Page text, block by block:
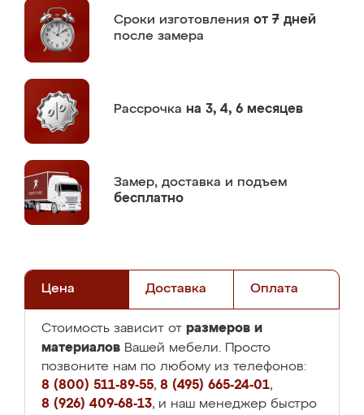
Сроки изготовления от 7 дней
после замера
Рассрочка на 3, 4, 6 месяцев
Замер, доставка и подъем
бесплатно
Цена Доставка Оплата
Стоимость зависит от размеров и
материалов Вашей мебели. Просто
позвоните нам по любому из телефонов:
8 (800) 511-89-55, 8 (495) 665-24-01,
8 (926) 409-68-13, и наш менеджер быстро